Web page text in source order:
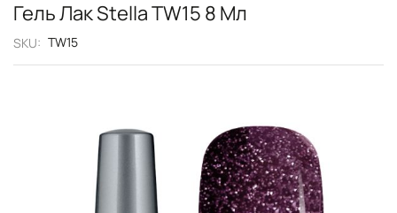
Гель Лак Stella TW15 8 Мл
SKU TW15
изображений